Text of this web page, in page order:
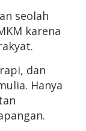
seolah
karena
dan
Hanya